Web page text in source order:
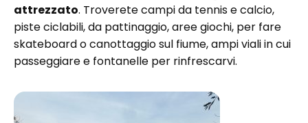
attrezzato. Troverete campi da tennis e calcio,
piste ciclabili, da pattinaggio, aree giochi, per fare
skateboard o canottaggio sul fiume, ampi viali in cui
passeggiare e fontanelle per rinfrescarvi.